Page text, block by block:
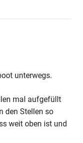
unterwegs.
mal aufgefüllt
den Stellen so
weit oben ist und